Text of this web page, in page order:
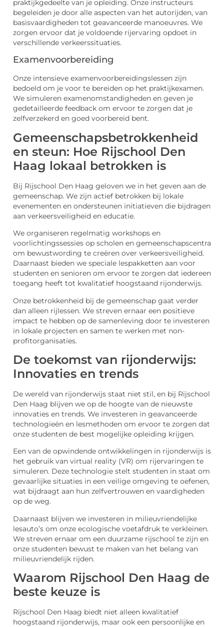
praktijkgedeelte van je opleiding. Onze instructeurs
begeleiden je door alle aspecten van het autorijden, van
basisvaardigheden tot geavanceerde manoeuvres. We
zorgen ervoor dat je voldoende rijervaring opdoet in
verschillende verkeerssituaties.
Examenvoorbereiding
Onze intensieve examenvoorbereidingslessen zijn
bedoeld om je voor te bereiden op het praktijkexamen.
We simuleren examenomstandigheden en geven je
gedetailleerde feedback om ervoor te zorgen dat je
zelfverzekerd en goed voorbereid bent.
Gemeenschapsbetrokkenheid
en steun: Hoe Rijschool Den
Haag lokaal betrokken is
Bij Rijschool Den Haag geloven we in het geven aan de
gemeenschap. We zijn actief betrokken bij lokale
evenementen en ondersteunen initiatieven die bijdragen
aan verkeersveiligheid en educatie.
We organiseren regelmatig workshops en
voorlichtingssessies op scholen en gemeenschapscentra
om bewustwording te creëren over verkeersveiligheid.
Daarnaast bieden we speciale lespakketten aan voor
studenten en senioren om ervoor te zorgen dat iedereen
toegang heeft tot kwalitatief hoogstaand rijonderwijs.
Onze betrokkenheid bij de gemeenschap gaat verder
dan alleen rijlessen. We streven ernaar een positieve
impact te hebben op de samenleving door te investeren
in lokale projecten en samen te werken met non-
profitorganisaties.
De toekomst van rijonderwijs:
Innovaties en trends
De wereld van rijonderwijs staat niet stil, en bij Rijschool
Den Haag blijven we op de hoogte van de nieuwste
innovaties en trends. We investeren in geavanceerde
technologieën en lesmethoden om ervoor te zorgen dat
onze studenten de best mogelijke opleiding krijgen.
Een van de opwindende ontwikkelingen in rijonderwijs is
het gebruik van virtual reality (VR) om rijervaringen te
simuleren. Deze technologie stelt studenten in staat om
gevaarlijke situaties in een veilige omgeving te oefenen,
wat bijdraagt aan hun zelfvertrouwen en vaardigheden
op de weg.
Daarnaast blijven we investeren in milieuvriendelijke
lesauto’s om onze ecologische voetafdruk te verkleinen.
We streven ernaar om een duurzame rijschool te zijn en
onze studenten bewust te maken van het belang van
milieuvriendelijk rijden.
Waarom Rijschool Den Haag de
beste keuze is
Rijschool Den Haag biedt niet alleen kwalitatief
hoogstaand rijonderwijs, maar ook een persoonlijke en